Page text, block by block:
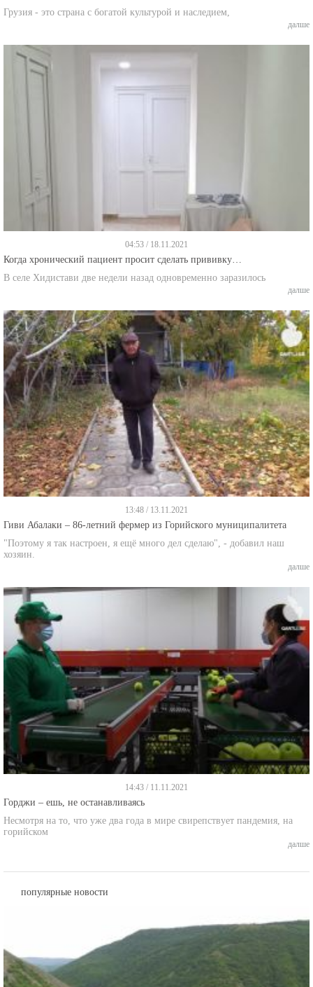
Грузия - это страна с богатой культурой и наследием,
далше
04:53 / 18.11.2021
Когда хронический пациент просит сделать прививку…
В селе Хидистави две недели назад одновременно заразилось
далше
13:48 / 13.11.2021
Гиви Абалаки – 86-летний фермер из Горийского муниципалитета
"Поэтому я так настроен, я ещё много дел сделаю", - добавил наш
хозяин.
далше
14:43 / 11.11.2021
Горджи – ешь, не останавливаясь
Несмотря на то, что уже два года в мире свирепствует пандемия, на
горийском
далше
популярные новости